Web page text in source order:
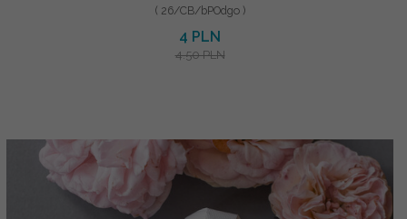
( 26/CB/bPOdgo )
4 PLN
4.50 PLN